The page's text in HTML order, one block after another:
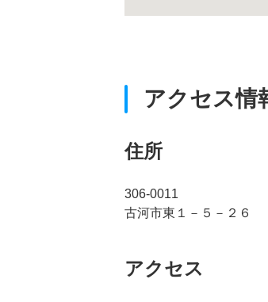
アクセス情
住所
306-0011
古河市東１－５－２６
アクセス